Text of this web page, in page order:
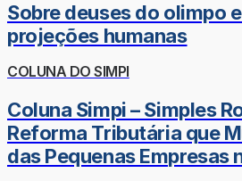
Sobre deuses do olimpo
projeções humanas
COLUNA DO SIMPI
Coluna Simpi – Simples
Reforma Tributária que
das Pequenas Empresas